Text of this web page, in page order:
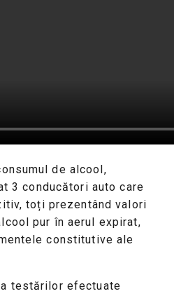
de alcool,
3 conducători auto care
toți prezentând valori
pur în aerul expirat,
constitutive ale
testărilor efectuate